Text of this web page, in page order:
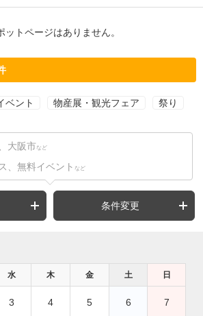
トページはありません。
ベント 物産展・観光フェア 祭り
大阪市 など
、無料イベント など
条件変更
水 木 金 土 日
3 4 5 6 7